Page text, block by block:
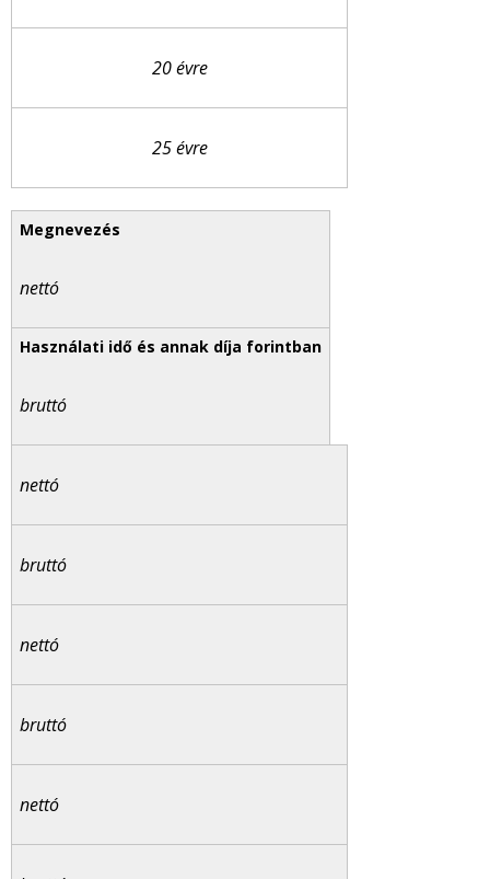
20 évre
25 évre
nettó
bruttó
nettó
bruttó
nettó
bruttó
nettó